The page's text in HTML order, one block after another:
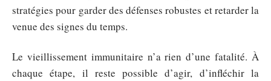
stratégies pour garder des défenses robustes et retarder la
venue des signes du temps.
Le vieillissement immunitaire n’a rien d’une fatalité. À
chaque étape, il reste possible d’agir, d’infléchir la